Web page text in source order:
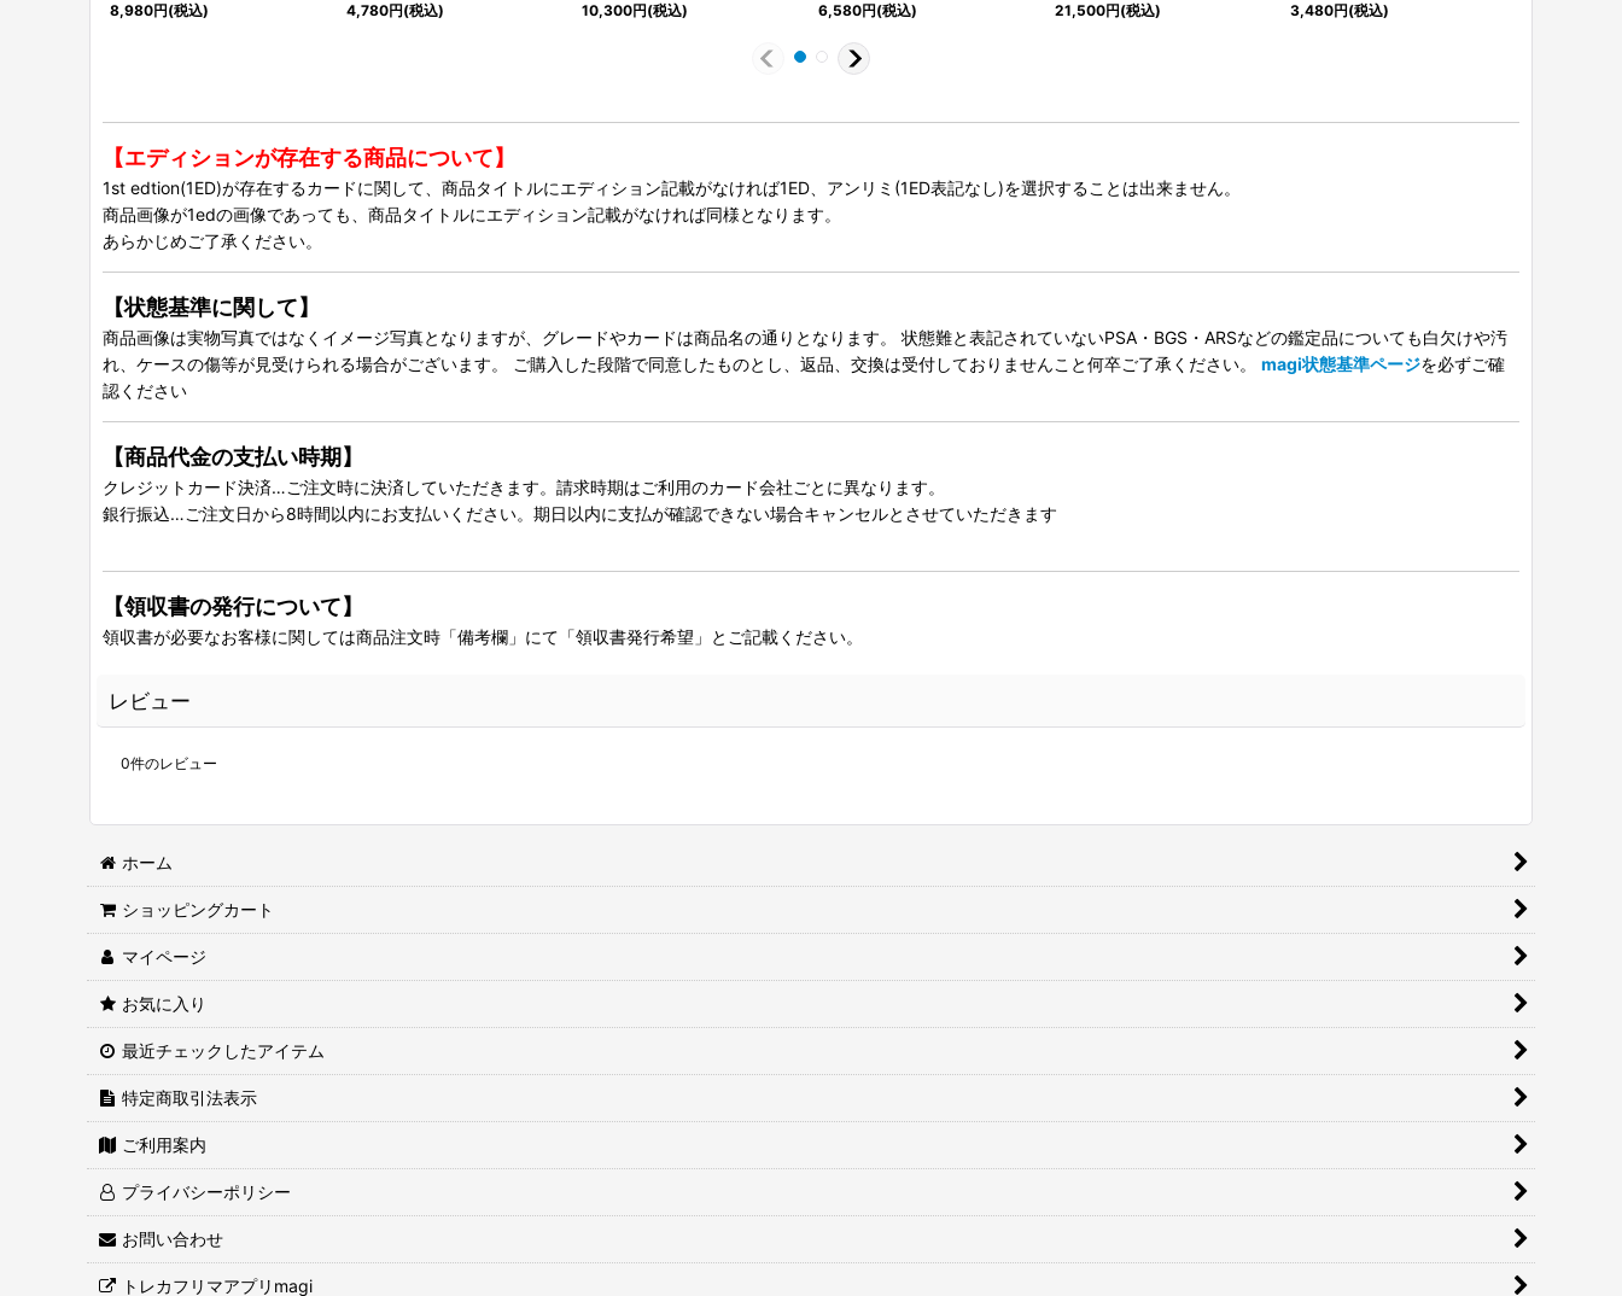
8,980円(税込)
4,780円(税込)
10,300円(税込)
6,580円(税込)
21,500円(税込)
3,480円(税込)
【エディションが存在する商品について】
1st edtion(1ED)が存在するカードに関して、商品タイトルにエディション記載がなければ1ED、アンリミ(1ED表記なし)を選択することは出来ません。
商品画像が1edの画像であっても、商品タイトルにエディション記載がなければ同様となります。
あらかじめご了承ください。
【状態基準に関して】
商品画像は実物写真ではなくイメージ写真となりますが、グレードやカードは商品名の通りとなります。 状態難と表記されていないPSA・BGS・ARSなどの鑑定品についても白欠けや汚
れ、ケースの傷等が見受けられる場合がございます。 ご購入した段階で同意したものとし、返品、交換は受付しておりませんこと何卒ご了承ください。 magi状態基準ページを必ずご確
認ください
【商品代金の支払い時期】
クレジットカード決済…ご注文時に決済していただきます。請求時期はご利用のカード会社ごとに異なります。
銀行振込…ご注文日から8時間以内にお支払いください。期日以内に支払が確認できない場合キャンセルとさせていただきます
【領収書の発行について】
領収書が必要なお客様に関しては商品注文時「備考欄」にて「領収書発行希望」とご記載ください。
レビュー
0件のレビュー
ホーム
ショッピングカート
マイページ
お気に入り
最近チェックしたアイテム
特定商取引法表示
ご利用案内
プライバシーポリシー
お問い合わせ
トレカフリマアプリmagi